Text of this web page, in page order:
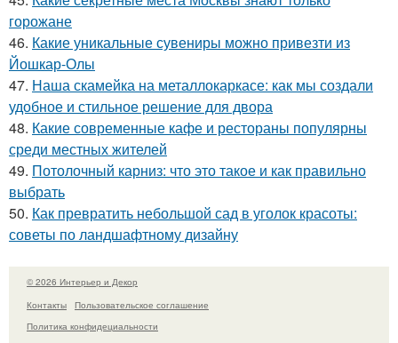
горожане
46. Какие уникальные сувениры можно привезти из
Йошкар-Олы
47. Наша скамейка на металлокаркасе: как мы создали
удобное и стильное решение для двора
48. Какие современные кафе и рестораны популярны
среди местных жителей
49. Потолочный карниз: что это такое и как правильно
выбрать
50. Как превратить небольшой сад в уголок красоты:
советы по ландшафтному дизайну
© 2026 Интерьер и Декор
Контакты
Пользовательское соглашение
Политика конфидециальности